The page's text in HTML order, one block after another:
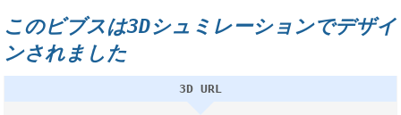
このビブスは3Dシュミレーションでデザイ
ンされました
3D URL